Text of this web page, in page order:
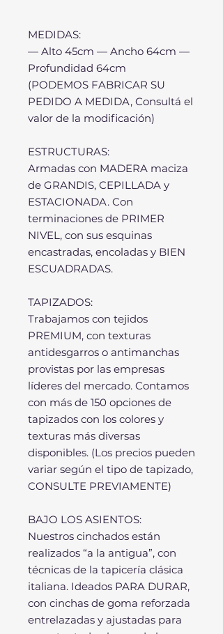
MEDIDAS:
— Alto 45cm — Ancho 64cm —
Profundidad 64cm
(PODEMOS FABRICAR SU
PEDIDO A MEDIDA, Consultá el
valor de la modificación)
ESTRUCTURAS:
Armadas con MADERA maciza
de GRANDIS, CEPILLADA y
ESTACIONADA. Con
terminaciones de PRIMER
NIVEL, con sus esquinas
encastradas, encoladas y BIEN
ESCUADRADAS.
TAPIZADOS:
Trabajamos con tejidos
PREMIUM, con texturas
antidesgarros o antimanchas
provistas por las empresas
líderes del mercado. Contamos
con más de 150 opciones de
tapizados con los colores y
texturas más diversas
disponibles. (Los precios pueden
variar según el tipo de tapizado,
CONSULTE PREVIAMENTE)
BAJO LOS ASIENTOS:
Nuestros cinchados están
realizados “a la antigua”, con
técnicas de la tapicería clásica
italiana. Ideados PARA DURAR,
con cinchas de goma reforzada
entrelazadas y ajustadas para